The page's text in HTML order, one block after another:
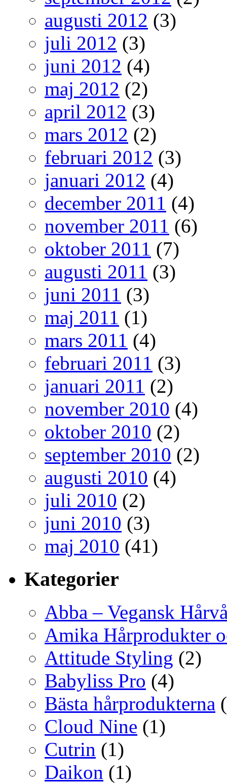
augusti 2012 (3)
juli 2012 (3)
juni 2012 (4)
maj 2012 (2)
april 2012 (3)
mars 2012 (2)
februari 2012 (3)
januari 2012 (4)
december 2011 (4)
november 2011 (6)
oktober 2011 (7)
augusti 2011 (3)
juni 2011 (3)
maj 2011 (1)
mars 2011 (4)
februari 2011 (3)
januari 2011 (2)
november 2010 (4)
oktober 2010 (2)
september 2010 (2)
augusti 2010 (4)
juli 2010 (2)
juni 2010 (3)
maj 2010 (41)
Kategorier
Abba – Vegansk
Amika Hårprodukter
Attitude Styling (2)
Babyliss Pro (4)
Bästa hårprodukterna
Cloud Nine (1)
Cutrin (1)
Daikon (1)